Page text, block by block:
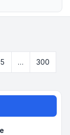
5 …
300